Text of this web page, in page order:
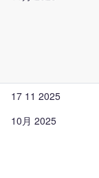
17 11 2025
10月 2025